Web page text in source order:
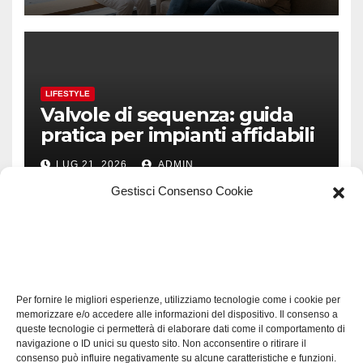
Gestisci Consenso Cookie
Per fornire le migliori esperienze, utilizziamo tecnologie come i cookie per
memorizzare e/o accedere alle informazioni del dispositivo. Il consenso a
queste tecnologie ci permetterà di elaborare dati come il comportamento di
navigazione o ID unici su questo sito. Non acconsentire o ritirare il
consenso può influire negativamente su alcune caratteristiche e funzioni.
LIFESTYLE
Valvole di sequenza: guida
pratica per impianti affidabili
LUG 21, 2026 ADMIN
Software manutenzioni:
guida pratica alla scelta
efficace
LUG 17, 2026 ADMIN